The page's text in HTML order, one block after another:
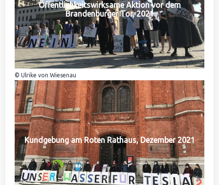
Öffentlichkeitswirksame Aktion vor dem
Brandenburger Tor, 2021
© Ulrike von Wiesenau
Kundgebung am Roten Rathaus, Dezember 2021